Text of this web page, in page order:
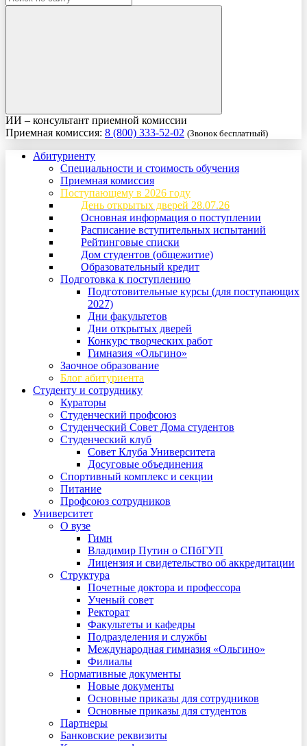
ИИ – консультант приемной комиссии
Приемная комиссия: 8 (800) 333-52-02 (Звонок бесплатный)
Абитуриенту
Специальности и стоимость обучения
Приемная комиссия
Поступающему в 2026 году
День открытых дверей 28.07.26
Основная информация о поступлении
Расписание вступительных испытаний
Рейтинговые списки
Дом студентов (общежитие)
Образовательный кредит
Подготовка к поступлению
Подготовительные курсы (для поступающих
2027)
Дни факультетов
Дни открытых дверей
Конкурс творческих работ
Гимназия «Ольгино»
Заочное образование
Блог абитуриента
Студенту и сотруднику
Кураторы
Студенческий профсоюз
Студенческий Совет Дома студентов
Студенческий клуб
Совет Клуба Университета
Досуговые объединения
Спортивный комплекс и секции
Питание
Профсоюз сотрудников
Университет
О вузе
Гимн
Владимир Путин о СПбГУП
Лицензия и свидетельство об аккредитации
Структура
Почетные доктора и профессора
Ученый совет
Ректорат
Факультеты и кафедры
Подразделения и службы
Международная гимназия «Ольгино»
Филиалы
Нормативные документы
Новые документы
Основные приказы для сотрудников
Основные приказы для студентов
Партнеры
Банковские реквизиты